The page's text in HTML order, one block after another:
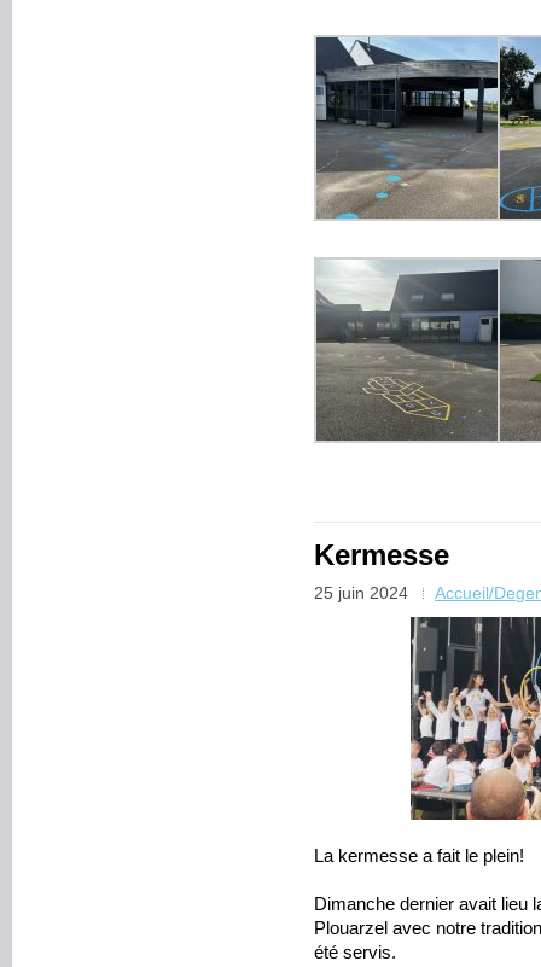
Kermesse
25 juin 2024 Accueil/
La kermesse a fait le plein!
Dimanche dernier avait lieu
Plouarzel avec notre
été servis.